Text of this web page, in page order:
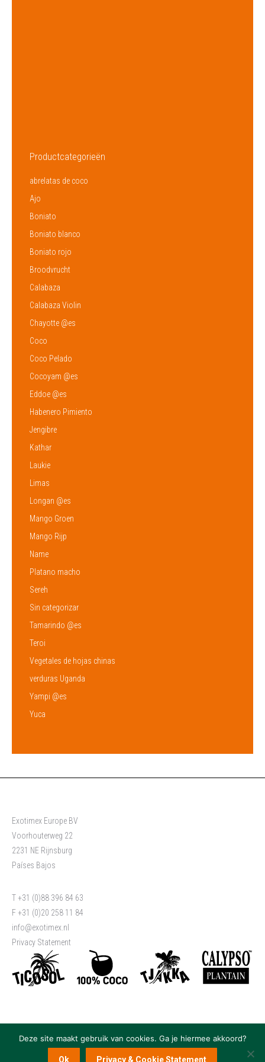
Productcategorieën
abrelatas de coco
Ajo
Boniato
Boniato blanco
Boniato rojo
Broodvrucht
Calabaza
Calabaza Violin
Chayotte @es
Coco
Coco Pelado
Cocoyam @es
Eddoe @es
Habenero Pimiento
Jengibre
Kathar
Laukie
Limas
Longan @es
Mango Groen
Mango Rijp
Name
Platano macho
Sereh
Sin categorizar
Tamarindo @es
Teroi
Vegetales de hojas chinas
verduras Uganda
Yampi @es
Yuca
Exotimex Europe BV
Voorhouterweg 22
2231 NE Rijnsburg
Países Bajos
T +31 (0)88 396 84 63
F +31 (0)20 258 11 84
info@exotimex.nl
Privacy Statement
Deze site maakt gebruik van cookies. Ga je hiermee akkoord?
Ok Privacy & Cookie Statement